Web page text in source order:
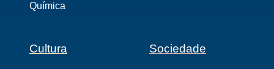
Química
Cultura Sociedade